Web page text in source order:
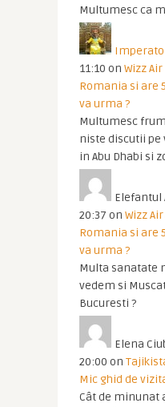
Multumesc ca
11:10 on Wizz
Romania si are
va urma ?
Multumesc
niste discutii pe
in Abu Dhabi si
Elefantul
20:37 on Wizz
Romania si are
va urma ?
Multa sanatate
vedem si
Bucuresti ?
Elena
20:00 on
Mic ghid de
Cât de minunat